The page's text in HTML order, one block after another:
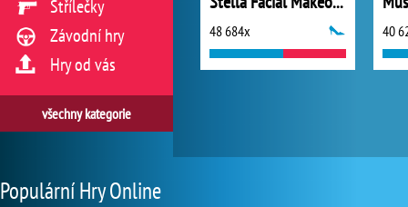
48 684x 40
Střílečky
Závodní hry
Hry od vás
všechny kategorie
Populární Hry Online